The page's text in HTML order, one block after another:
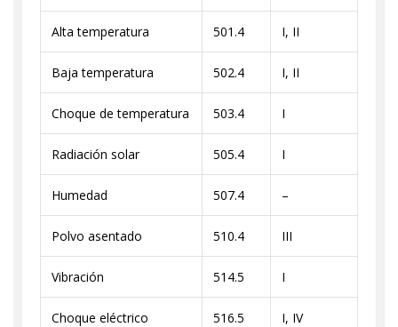
Alta temperatura 501.4 I, II
Baja temperatura 502.4 I, II
Choque de temperatura 503.4 I
Radiación solar 505.4 I
Humedad 507.4 –
Polvo asentado 510.4 III
Vibración 514.5 I
Choque eléctrico 516.5 I, IV